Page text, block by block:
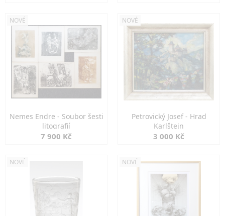
NOVÉ
Nemes Endre - Soubor šesti
litografií
7 900 Kč
NOVÉ
Petrovický Josef - Hrad
Karlštejn
3 000 Kč
NOVÉ NOVÉ